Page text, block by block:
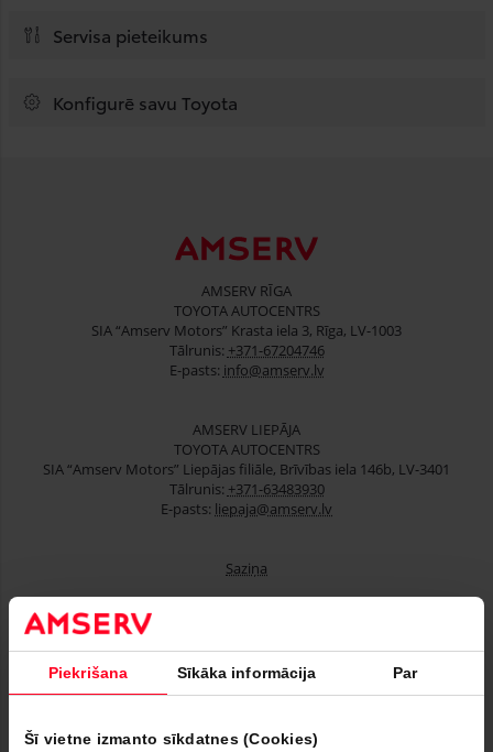
Piekrišana Sīkāka informācija Par
Šī vietne izmanto sīkdatnes (Cookies)
Servisa pieteikums
Konfigurē savu Toyota
AMSERV RĪGA
TOYOTA AUTOCENTRS
SIA “Amserv Motors” Krasta iela 3, Rīga, LV-1003
Tālrunis: +371-67204746
E-pasts: info@amserv.lv
AMSERV LIEPĀJA
TOYOTA AUTOCENTRS
SIA “Amserv Motors” Liepājas filiāle, Brīvības iela 146b, LV-3401
Tālrunis: +371-63483930
E-pasts: liepaja@amserv.lv
Saziņa
Lietoti automobiļi
Finansēšana
Serviss